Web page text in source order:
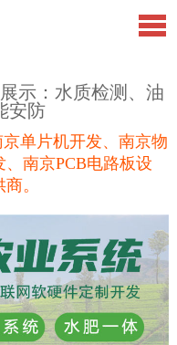
示：水质检测、油
安防
单片机开发、南京物
南京PCB电路板设
。